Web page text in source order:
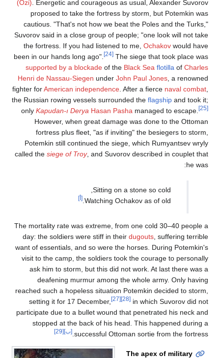
(Özi). Energetic and courageous as usual, Alexander Suvorov
proposed to take the fortress by storm, but Potemkin was
cautious. "That's not how we beat the Poles and the Turks,"
Suvorov said in a close group of people; "one look will not take
the fortress. If you had listened to me, Ochakov would have
been in our hands long ago".
[24] The siege that took place was
supported by a blockade of the Black Sea flotilla of Charles
Henri de Nassau-Siegen under John Paul Jones, a renowned
fighter forAmerican independence. After a fierce naval combat,
the Russian rowing vessels surrounded the flagship and took it;
only Kapudan-ı Derya Hasan Pasha managed to escape. [25]
However, when great damage was done to the Ottoman
fortress plus fleet, "as if inviting" the besiegers to storm,
Potemkin still continued the siege, which Rumyantsev wryly
called the siege of Troy, and Suvorov described in couplet that
he was:
Sitting on a stone so cold,
Watching Ochakov as of old. [أ]
The mortality rate was extreme, from one cold 30–40 people a
day: the soldiers were stiff in their dugouts, suffering terrible
want of essentials, and so were the horses. During Potemkin's
visit to the camp, the soldiers took the courage to personally
ask him to storm, but this did not work. At last there was a
deafening murmur among the whole army. Only having
reached such a hopeless situation Potemkin decided to storm,
setting it for 17 December,
[27] [28] in which Suvorov did not
participate due to a bullet wound that penetrated his neck and
stopped at the back of his head. This happened during a
successful Ottoman sortie from the fortress. [ب] [29]
The apex of military